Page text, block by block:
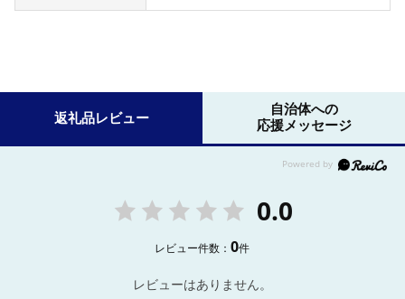
返礼品レビュー
自治体への
応援メッセージ
0.0
レビュー件数：0件
レビューはありません。